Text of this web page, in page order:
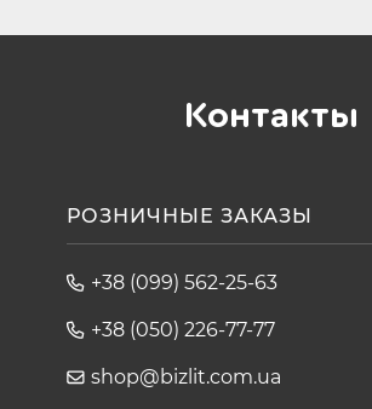
Контакты
РОЗНИЧНЫЕ ЗАКАЗЫ
+38 (099) 562-25-63
+38 (050) 226-77-77
shop@bizlit.com.ua